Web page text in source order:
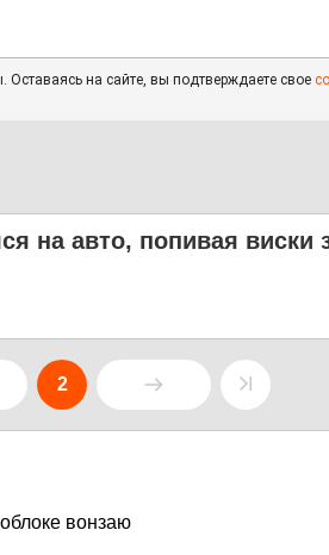
на сайте, вы подтверждаете свое
на авто, попивая виски
2
вонзаю